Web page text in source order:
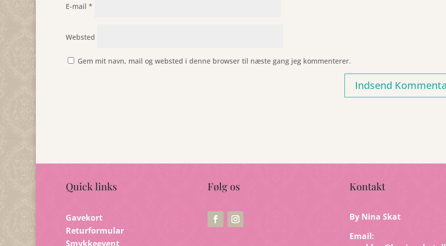
E-mail *
Websted
Gem mit navn, mail og websted i denne browser til næste gang jeg kommenterer.
Quick links
Gavekort
Returformular
Smykkeevent
Følg os Kontakt
By Nina Skat
Email: